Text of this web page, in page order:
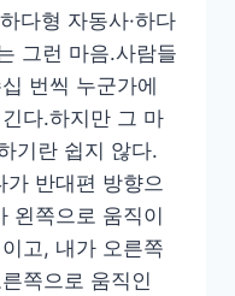
다형 자동사·하다
그런 마음.사람들
번씩 누군가에
다.하지만 그 마
기란 쉽지 않다.
가 반대편 방향으
왼쪽으로 움직이
고, 내가 오른쪽
쪽으로 움직인